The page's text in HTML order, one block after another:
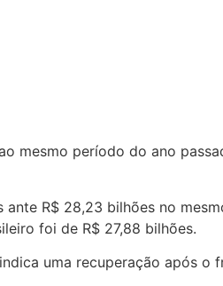
mesmo período do ano
R$ 28,23 bilhões no
foi de R$ 27,88 bilhões.
uma recuperação após